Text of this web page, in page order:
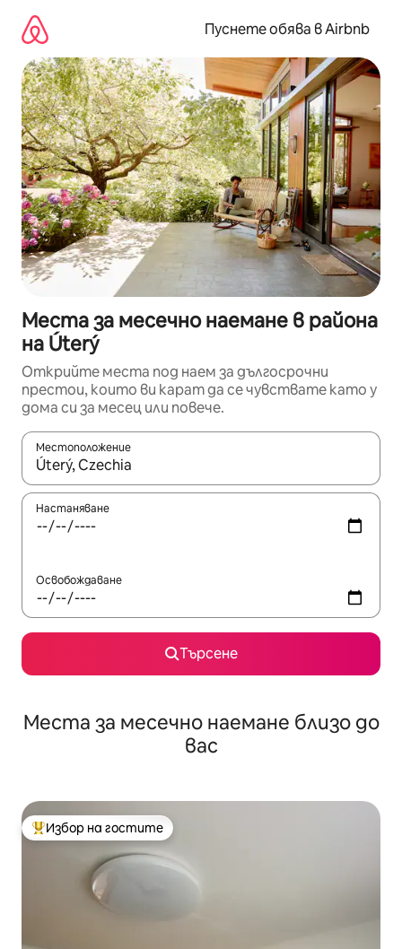
съдържанието
Пуснете обява в Airbnb
Места за месечно наемане в района
на Úterý
Открийте места под наем за дългосрочни
престои, които ви карат да се чувствате като у
дома си за месец или повече.
Местоположение
Когато резултатите се покажат, използвайте
Настаняване
Освобождаване
Търсене
Места за месечно наемане близо до
вас
Най-популярен избор на гостите
Избор на гостите